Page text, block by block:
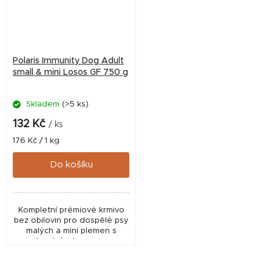
Polaris Immunity Dog Adult
small & mini Losos GF 750 g
Skladem (>5 ks)
132 Kč / ks
Měrná
cena:
176 Kč / 1 kg
Do košíku
Kompletní prémiové krmivo
bez obilovin pro dospělé psy
malých a mini plemen s
čerstvým lososem.